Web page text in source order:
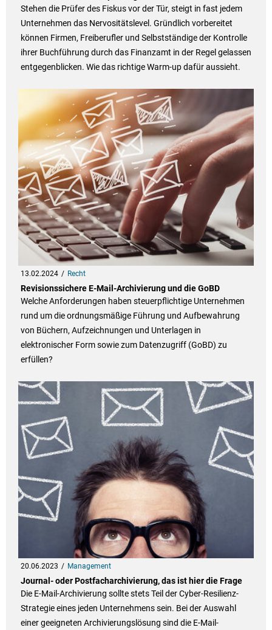
Stehen die Prüfer des Fiskus vor der Tür, steigt in fast jedem
Unternehmen das Nervositätslevel. Gründlich vorbereitet
können Firmen, Freiberufler und Selbstständige der Kontrolle
ihrer Buchführung durch das Finanzamt in der Regel gelassen
entgegenblicken. Wie das richtige Warm-up dafür aussieht.
13.02.2024 Recht
Revisionssichere E-Mail-Archivierung und die GoBD
Welche Anforderungen haben steuerpflichtige Unternehmen
rund um die ordnungsmäßige Führung und Aufbewahrung
von Büchern, Aufzeichnungen und Unterlagen in
elektronischer Form sowie zum Datenzugriff (GoBD) zu
erfüllen?
20.06.2023 Management
Journal- oder Postfacharchivierung, das ist hier die Frage
Die E-Mail-Archivierung sollte stets Teil der Cyber-Resilienz-
Strategie eines jeden Unternehmens sein. Bei der Auswahl
einer geeigneten Archivierungslösung sind die E-Mail-